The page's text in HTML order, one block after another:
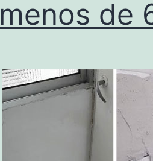
menos de